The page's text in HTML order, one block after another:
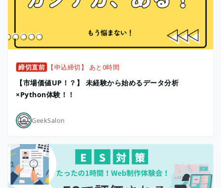
締切直前 【申込締切】 あと0時間
【市場価値UP！？】 未経験から始めるデータ分析
×Python体験！！
GeekSalon